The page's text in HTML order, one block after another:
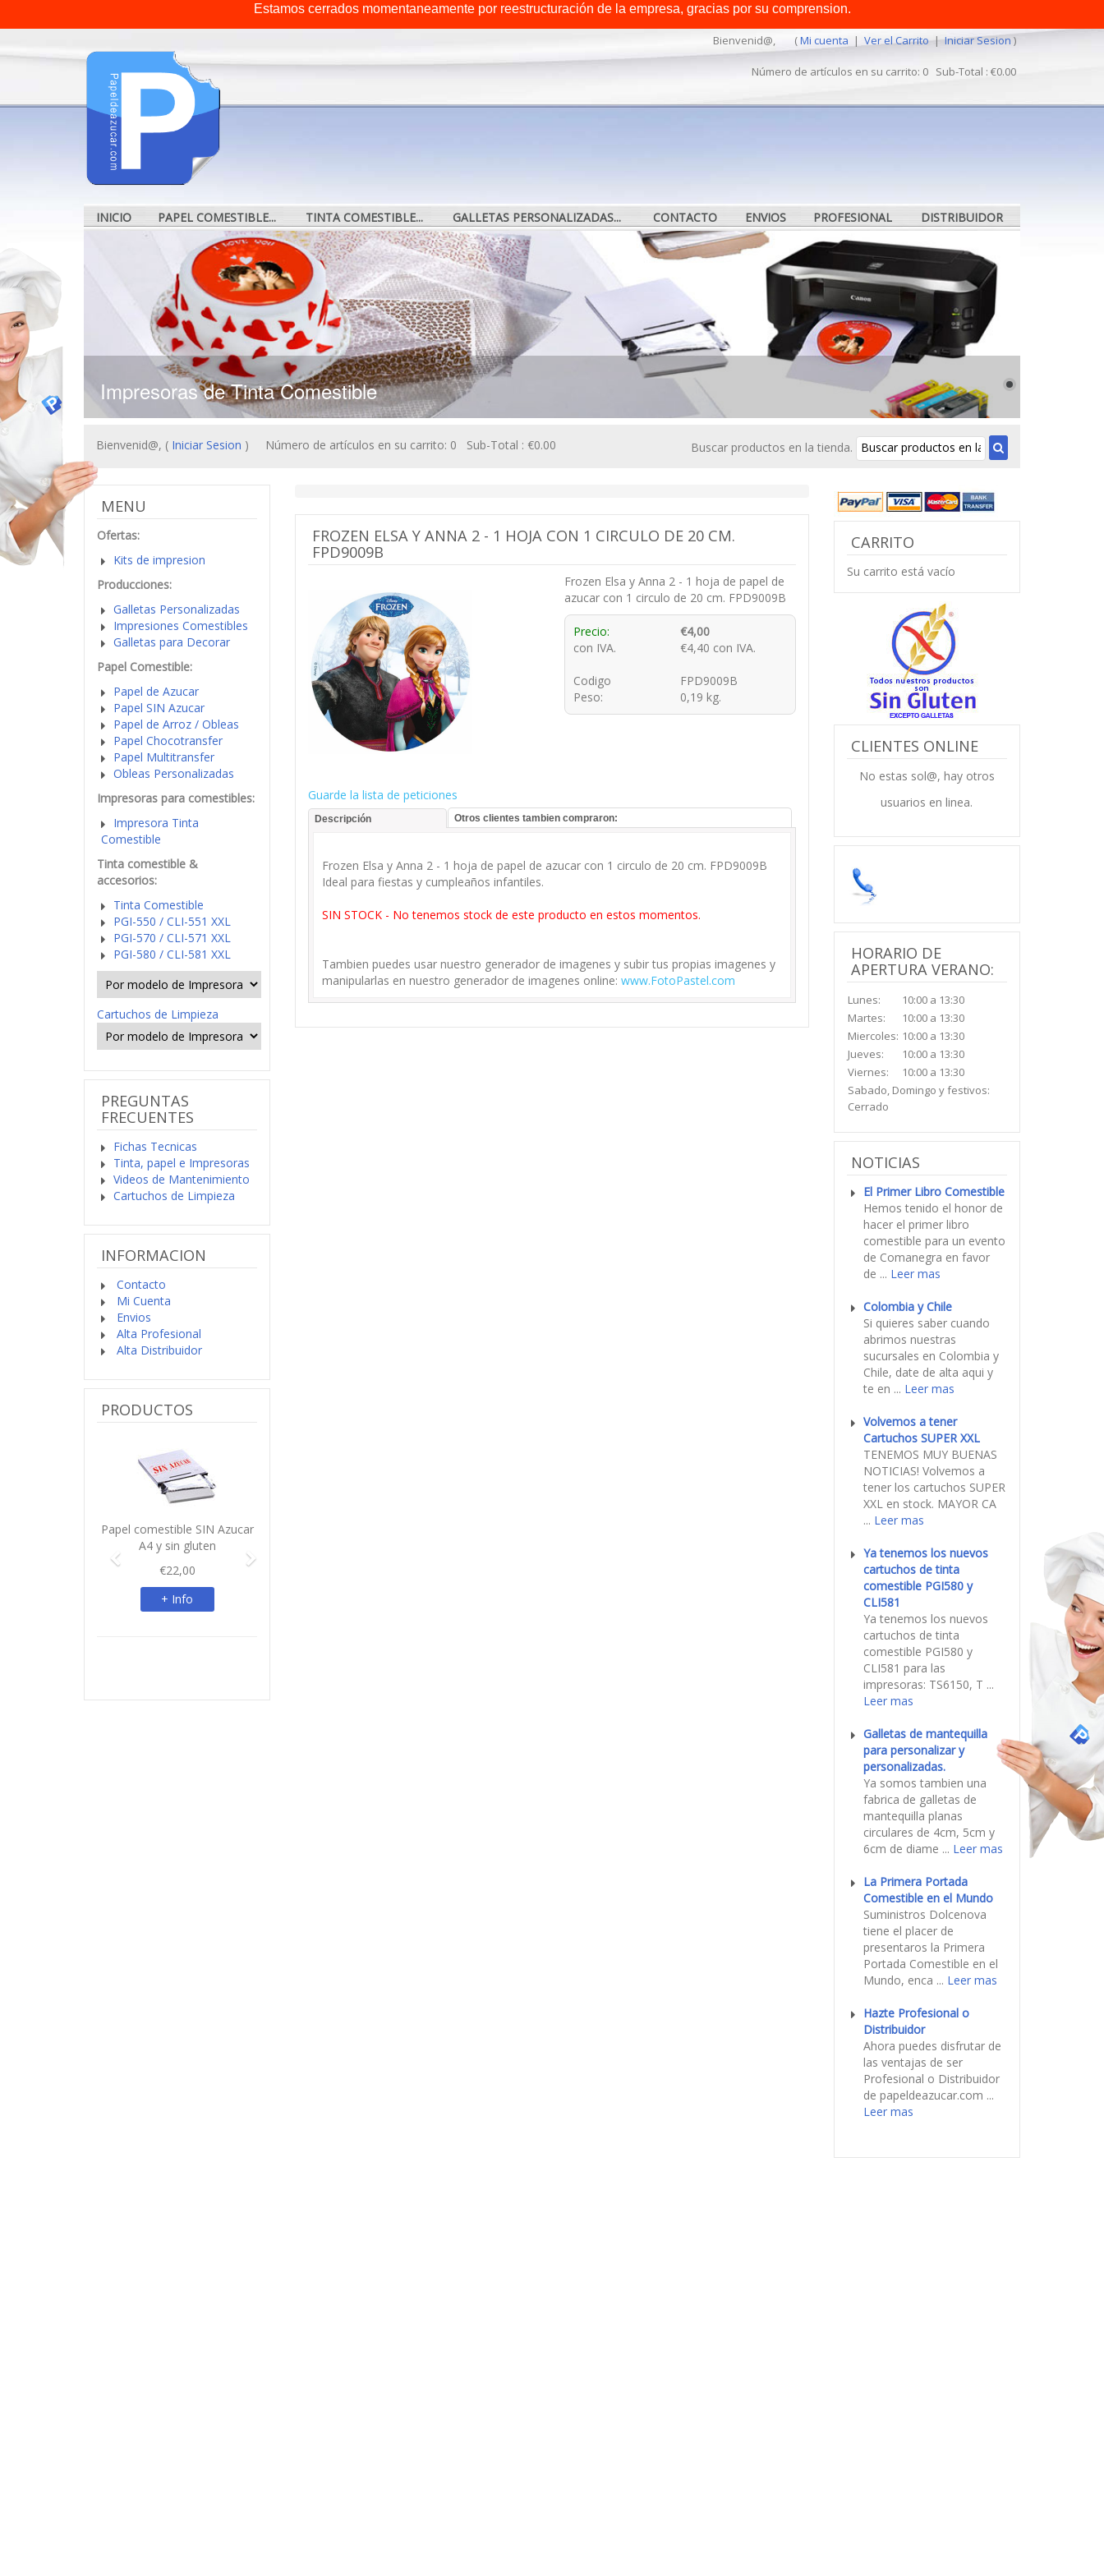
Bienvenid@, (Mi cuenta |Ver el Carrito|Iniciar Sesion )
Número de artículos en su carrito: 0 Sub-Total : €0.00
INICIO PAPEL COMESTIBLE... TINTA COMESTIBLE... GALLETAS PERSONALIZADAS... CONTACTO ENVIOS PROFESIONAL DISTRIBUIDOR
Impresoras de Tinta Comestible
Bienvenid@, ( Iniciar Sesion ) Número de artículos en su carrito: 0 Sub-Total : €0.00 Buscar productos en la tienda.
FROZEN ELSA Y ANNA 2 - 1 HOJA CON 1 CIRCULO DE 20 CM.
FPD9009B
Frozen Elsa y Anna 2 - 1 hoja de papel de
azucar con 1 circulo de 20 cm. FPD9009B
Precio:
€4,00
con IVA.
€4,40 con IVA.
Codigo
FPD9009B
Peso:
0,19 kg.
Guarde la lista de peticiones
Descripción Otros clientes tambien compraron:
Frozen Elsa y Anna 2 - 1 hoja de papel de azucar con 1 circulo de 20 cm. FPD9009B
Ideal para fiestas y cumpleaños infantiles.
SIN STOCK - No tenemos stock de este producto en estos momentos.
Tambien puedes usar nuestro generador de imagenes y subir tus propias imagenes y
manipularlas en nuestro generador de imagenes online:www.FotoPastel.com
MENU
Ofertas:
Kits de impresion
Producciones:
Galletas Personalizadas
Impresiones Comestibles
Galletas para Decorar
Papel Comestible:
Papel de Azucar
Papel SIN Azucar
Papel de Arroz / Obleas
Papel Chocotransfer
Papel Multitransfer
Obleas Personalizadas
Impresoras para comestibles:
Impresora Tinta
Comestible
Tinta comestible &
accesorios:
Tinta Comestible
PGI-550 / CLI-551 XXL
PGI-570 / CLI-571 XXL
PGI-580 / CLI-581 XXL
Cartuchos de Limpieza
PREGUNTAS
FRECUENTES
Fichas Tecnicas
Tinta, papel e Impresoras
Videos de Mantenimiento
Cartuchos de Limpieza
INFORMACION
Contacto
Mi Cuenta
Envios
Alta Profesional
Alta Distribuidor
PRODUCTOS
Papel comestible SIN Azucar
A4 y sin gluten
€22,00
+ Info
CARRITO
Su carrito está vacío
CLIENTES ONLINE
No estas sol@, hay otros
usuarios en linea.
HORARIO DE
APERTURA VERANO:
Lunes:
10:00 a 13:30
Martes:
10:00 a 13:30
Miercoles: 10:00 a 13:30
Jueves:
10:00 a 13:30
Viernes:
10:00 a 13:30
Sabado, Domingo y festivos:
Cerrado
NOTICIAS
El Primer Libro Comestible
Hemos tenido el honor de
hacer el primer libro
comestible para un evento
de Comanegra en favor
de ... Leer mas
Colombia y Chile
Si quieres saber cuando
abrimos nuestras
sucursales en Colombia y
Chile, date de alta aqui y
te en ... Leer mas
Volvemos a tener
Cartuchos SUPER XXL
TENEMOS MUY BUENAS
NOTICIAS! Volvemos a
tener los cartuchos SUPER
XXL en stock. MAYOR CA
... Leer mas
Ya tenemos los nuevos
cartuchos de tinta
comestible PGI580 y
CLI581
Ya tenemos los nuevos
cartuchos de tinta
comestible PGI580 y
CLI581 para las
impresoras: TS6150, T ...
Leer mas
Galletas de mantequilla
para personalizar y
personalizadas.
Ya somos tambien una
fabrica de galletas de
mantequilla planas
circulares de 4cm, 5cm y
6cm de diame ... Leer mas
La Primera Portada
Comestible en el Mundo
Suministros Dolcenova
tiene el placer de
presentaros la Primera
Portada Comestible en el
Mundo, enca ... Leer mas
Hazte Profesional o
Distribuidor
Ahora puedes disfrutar de
las ventajas de ser
Profesional o Distribuidor
de papeldeazucar.com ...
Leer mas
Estamos cerrados momentaneamente por reestructuración de la empresa, gracias por su comprension.